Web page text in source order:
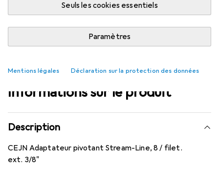
Seuls les cookies essentiels
Paramètres
Mentions légales Déclaration sur la protection des données
Comparer Ajouter à la liste
Livraison gratuite à partir de 39,– i
Informations sur le produit
Description
CEJN Adaptateur pivotant Stream-Line, 8 / filet.
ext. 3/8"